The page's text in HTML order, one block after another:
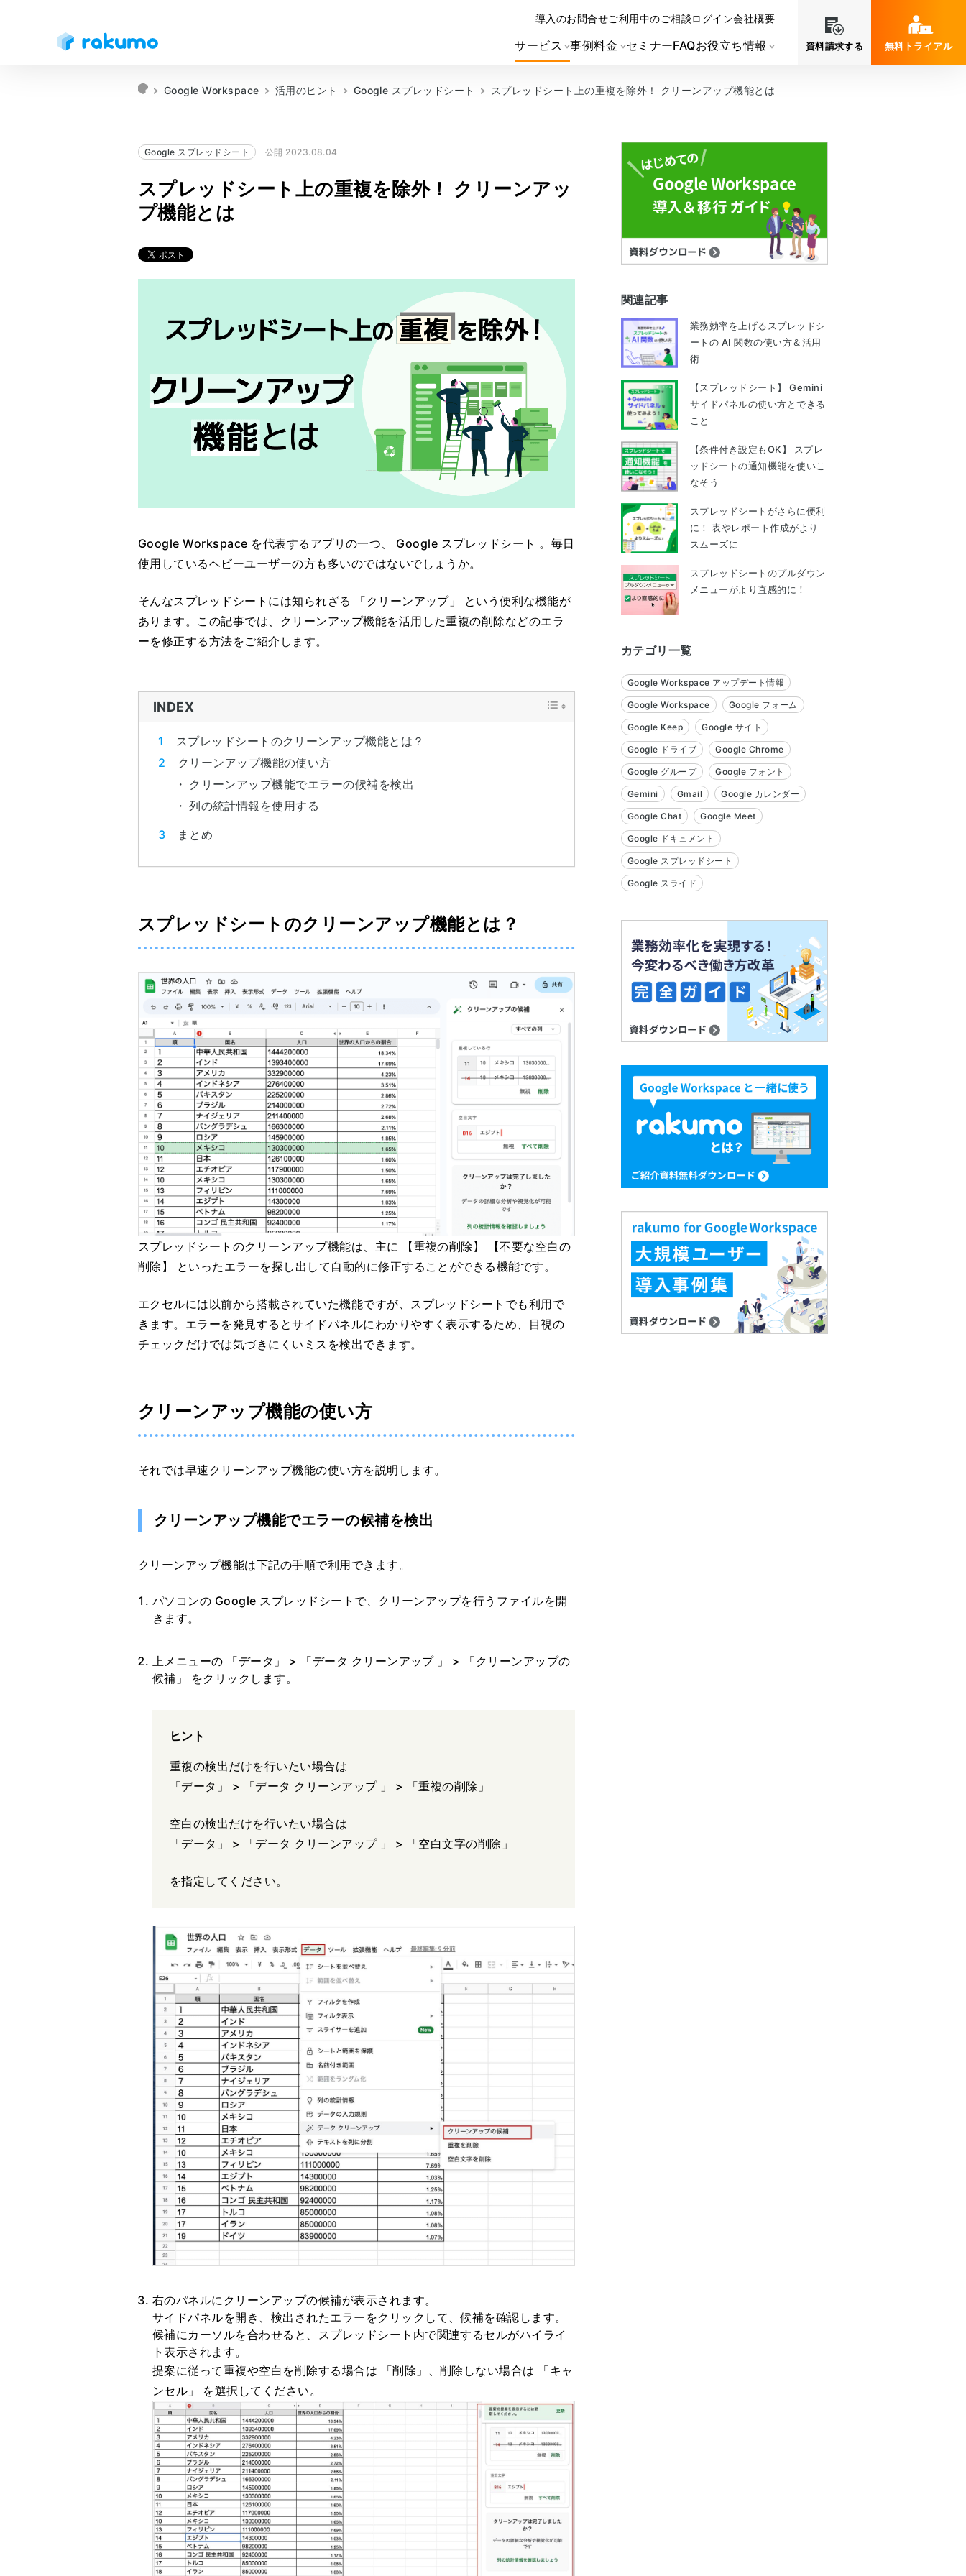
サービス 事例料金 セミナーFAQお役立ち情報
導入のお問合せご利用中のご相談ログイン会社概要
資料請求する 無料トライアル
Google Workspace 活用のヒント Google スプレッドシート スプレッドシート上の重複を除外！ クリーンアップ機能とは
Google スプレッドシート 公開 2023.08.04
スプレッドシート上の重複を除外！ クリーンアッ
プ機能とは
Google Workspace を代表するアプリの一つ、 Google スプレッドシート 。毎日
使用しているヘビーユーザーの方も多いのではないでしょうか。
そんなスプレッドシートには知られざる 「クリーンアップ」 という便利な機能が
あります。この記事では、クリーンアップ機能を活用した重複の削除などのエラ
ーを修正する方法をご紹介します。
INDEX
スプレッドシートのクリーンアップ機能とは？
クリーンアップ機能の使い方
クリーンアップ機能でエラーの候補を検出
列の統計情報を使用する
まとめ
スプレッドシートのクリーンアップ機能とは？
スプレッドシートのクリーンアップ機能は、主に 【重複の削除】 【不要な空白の
削除】 といったエラーを探し出して自動的に修正することができる機能です。
エクセルには以前から搭載されていた機能ですが、スプレッドシートでも利用で
きます。エラーを発見するとサイドパネルにわかりやすく表示するため、目視の
チェックだけでは気づきにくいミスを検出できます。
クリーンアップ機能の使い方
それでは早速クリーンアップ機能の使い方を説明します。
クリーンアップ機能でエラーの候補を検出
クリーンアップ機能は下記の手順で利用できます。
パソコンの Google スプレッドシートで、クリーンアップを行うファイルを開
きます。
上メニューの 「データ」 > 「データ クリーンアップ 」 > 「クリーンアップの
候補」 をクリックします。
ヒント
重複の検出だけを行いたい場合は
「データ」 > 「データ クリーンアップ 」 > 「重複の削除」
空白の検出だけを行いたい場合は
「データ」 > 「データ クリーンアップ 」 > 「空白文字の削除」
を指定してください。
右のパネルにクリーンアップの候補が表示されます。
サイドパネルを開き、検出されたエラーをクリックして、候補を確認します。
候補にカーソルを合わせると、スプレッドシート内で関連するセルがハイライ
ト表示されます。
提案に従って重複や空白を削除する場合は 「削除」、削除しない場合は 「キャ
ンセル」 を選択してください。
関連記事
業務効率を上げるスプレッドシ
ートの AI 関数の使い方＆活用
術
【スプレッドシート】 Gemini
サイドパネルの使い方とできる
こと
【条件付き設定もOK】 スプレ
ッドシートの通知機能を使いこ
なそう
スプレッドシートがさらに便利
に！ 表やレポート作成がより
スムーズに
スプレッドシートのプルダウン
メニューがより直感的に！
カテゴリ一覧
Google Workspace アップデート情報
Google Workspace Google フォーム
Google Keep Google サイト
Google ドライブ Google Chrome
Google グループ Google フォント
Gemini Gmail Google カレンダー
Google Chat Google Meet
Google ドキュメント
Google スプレッドシート
Google スライド